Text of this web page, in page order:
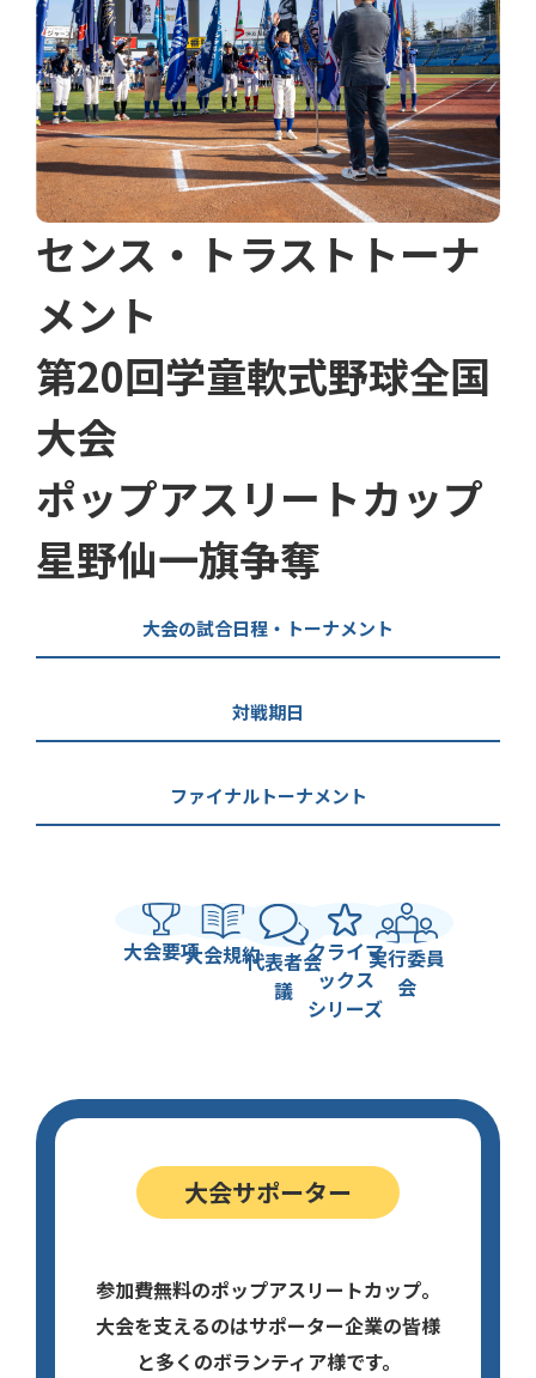
センス・トラストトーナ
メント
第20回学童軟式野球全国
大会
ポップアスリートカップ
星野仙一旗争奪
大会の試合日程・トーナメント
対戦期日
ファイナルトーナメント
大会要項大会規約代表者会
議
クライマ
ックス
シリーズ
実行委員
会
大会サポーター
参加費無料のポップアスリートカップ。
大会を支えるのはサポーター企業の皆様
と多くのボランティア様です。